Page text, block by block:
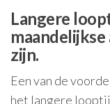
Langere
zijn.
Een van de
het langere